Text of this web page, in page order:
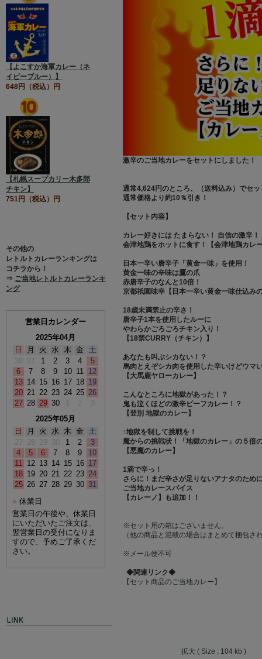
【よこすか海軍カレー（ネ
イビーブルー）】
648円（税込）円
【札幌スープカリー木多郎
チキン】
751円（税込）円
その他の
レトルトカレーランキングは
コチラから！
⇒ ご当地レトルトカレーランキ
ング
営業日カレンダー
2025年04月
日
月 火 水 木 金
土
30
31 1 2 3 4
5
6
7 8 9 10 11 12
13 14 15 16 17 18 19
20 21 22 23 24 25 26
27 28 29 30 1 2
3
2025年05月
日
月 火 水 木 金
土
27 28 29 30 1 2
3
4
5 6 7 8 9
10
11 12 13 14 15 16 17
18 19 20 21 22 23 24
25 26 27 28 29 30 31
■ 休業日
営業日の午後や、休業日
にいただいたご注文は、
翌営業日の受付になりま
すので、予めご了承くだ
さい。
激辛のご当地カレーをセットにしました！
通常4,624円のところ、（送料込み）でセ
通常価格より約10％引き！
【セット内容】
カレー好きには たまらない！ 自信の激辛！
会津地鶏をホットに食す！【会津地鶏カレ
日本一辛い唐辛子「黄金一味」を使用！
黄金一味の辛味は鷹の爪
赤唐辛子のなんと10倍！
京都祇園味幸【日本一辛い黄金一味仕込み
18歳未満禁止の辛さ！
唐辛子1本を使用したルーに
やわらかごろごろチキン入り！
【18禁CURRY（チキン）】
あなたも叫ぶシカない！？
馬肉とえぞシカ肉を使用した辛いけどウマ
【大馬鹿ヤローカレー】
こんなところに地獄があった！？
鬼も泣くほどの激辛ビーフカレー！？
【登別 地獄のカレー】
↑地獄を制して挑戦を！
魔からの挑戦状！「地獄のカレー」の５倍
【悪魔のカレー】
1滴で辛っ！
さらに！まだ辛さが足りないアナタのため
ご当地カレースパイス
【カレーノ】も追加！！
※セット用の箱はございません。
（他の商品と混載の場合はまとめて梱包さ
※メール便不可
◆関連リンク◆
【セット商品のご当地カレー】
拡大 ( Size : 104 kb )